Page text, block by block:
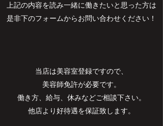
上記の内容を読み一緒に働きたいと思った方は
是非下のフォームからお問い合わせください！
当店は美容室登録ですので、
美容師免許が必要です。​
働き方、給与、休みなどご相談下さい。
​他店より好待遇を保証致します。